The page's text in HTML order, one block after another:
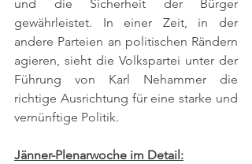
und die Sicherheit der Bürger
gewährleistet. In einer Zeit, in der
andere Parteien an politischen Rändern
agieren, sieht die Volkspartei unter der
Führung von Karl Nehammer die
richtige Ausrichtung für eine starke und
vernünftige Politik.
Jänner-Plenarwoche im Detail: